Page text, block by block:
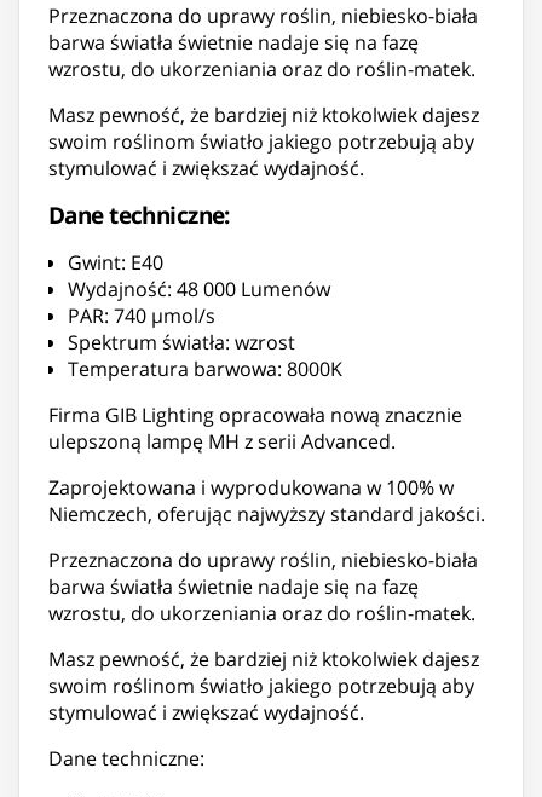
Przeznaczona do uprawy roślin, niebiesko-biała
barwa światła świetnie nadaje się na fazę
wzrostu, do ukorzeniania oraz do roślin-matek.
Masz pewność, że bardziej niż ktokolwiek dajesz
swoim roślinom światło jakiego potrzebują aby
stymulować i zwiększać wydajność.
Dane techniczne:
Gwint: E40
Wydajność: 48 000 Lumenów
PAR: 740 µmol/s
Spektrum światła: wzrost
Temperatura barwowa: 8000K
Firma GIB Lighting opracowała nową znacznie
ulepszoną lampę MH z serii Advanced.
Zaprojektowana i wyprodukowana w 100% w
Niemczech, oferując najwyższy standard jakości.
Przeznaczona do uprawy roślin, niebiesko-biała
barwa światła świetnie nadaje się na fazę
wzrostu, do ukorzeniania oraz do roślin-matek.
Masz pewność, że bardziej niż ktokolwiek dajesz
swoim roślinom światło jakiego potrzebują aby
stymulować i zwiększać wydajność.
Dane techniczne: